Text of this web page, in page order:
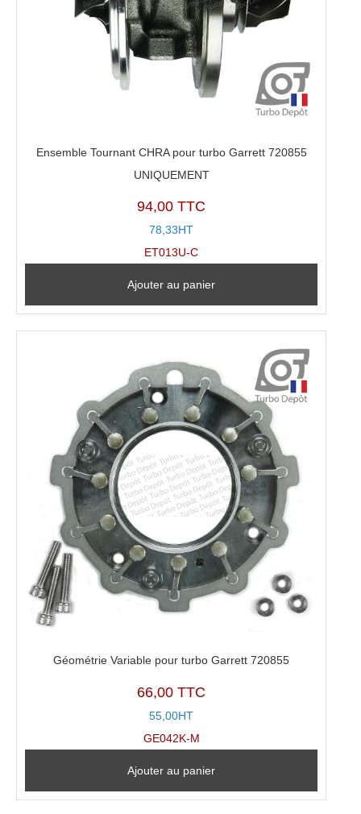
Ensemble Tournant CHRA pour turbo Garrett 720855
UNIQUEMENT
94,00 TTC
78,33HT
ET013U-C
Ajouter au panier
Géométrie Variable pour turbo Garrett 720855
66,00 TTC
55,00HT
GE042K-M
Ajouter au panier